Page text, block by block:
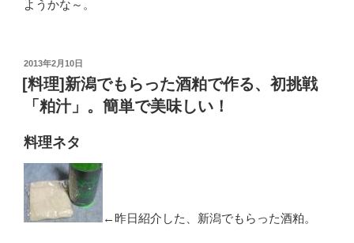
ようかな～。
投
稿
日:
2013年2月10日
[料理]新潟でもらった酒粕で作る、初挑戦
「粕汁」。簡単で美味しい！
料理ネタ
←昨日紹介した、新潟でもらった酒粕。